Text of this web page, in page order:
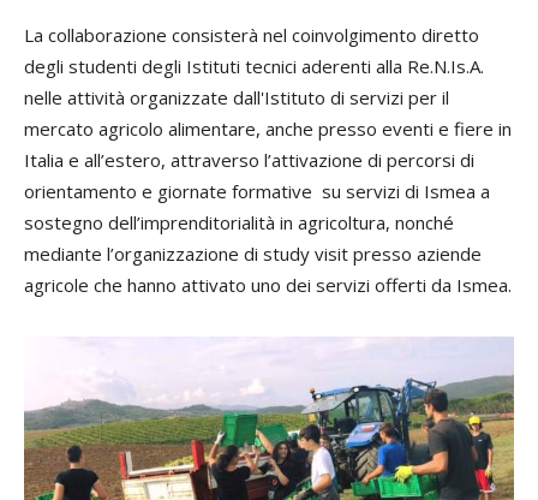
La collaborazione consisterà nel coinvolgimento diretto
degli studenti degli Istituti tecnici aderenti alla Re.N.Is.A.
nelle attività organizzate dall'Istituto di servizi per il
mercato agricolo alimentare, anche presso eventi e fiere in
Italia e all’estero, attraverso l’attivazione di percorsi di
orientamento e giornate formative su servizi di Ismea a
sostegno dell’imprenditorialità in agricoltura, nonché
mediante l’organizzazione di study visit presso aziende
agricole che hanno attivato uno dei servizi offerti da Ismea.